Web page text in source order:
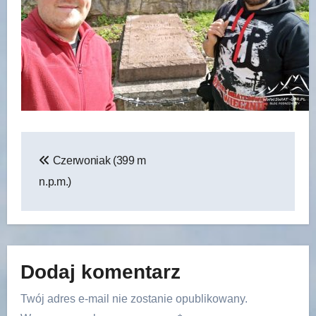
wpisu
Czerwoniak (399 m
n.p.m.)
Dodaj komentarz
Twój adres e-mail nie zostanie opublikowany.